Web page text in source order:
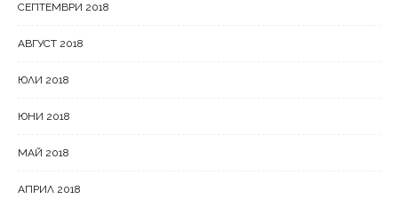
СЕПТЕМВРИ 2018
АВГУСТ 2018
ЮЛИ 2018
ЮНИ 2018
МАЙ 2018
АПРИЛ 2018